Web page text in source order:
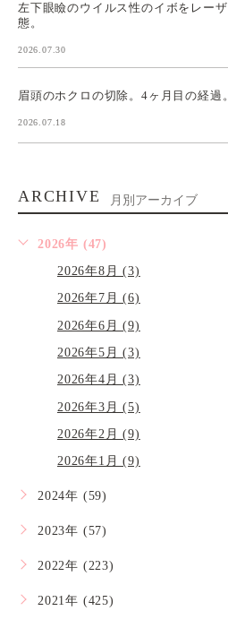
左下眼瞼のウイルス性のイボをレー
態。
2026.07.30
眉頭のホクロの切除。4ヶ月目の経過。
2026.07.18
ARCHIVE 月別アーカイブ
2026年 (47)
2026年8月 (3)
2026年7月 (6)
2026年6月 (9)
2026年5月 (3)
2026年4月 (3)
2026年3月 (5)
2026年2月 (9)
2026年1月 (9)
2024年 (59)
2023年 (57)
2022年 (223)
2021年 (425)